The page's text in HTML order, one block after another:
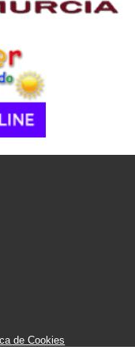
de Cookies